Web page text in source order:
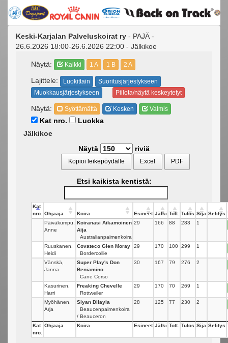
Keski-Karjalan Palveluskoirat ry - PAJÄ -
26.6.2026 18:00-26.6.2026 22:00 - Jälkikoe
Näytä: Kaikki 1 A 1 B 2 A
Lajittele: Luokittain
Suoritusjärjestykseen
Muokkausjärjestykseen
Piilota/näytä keskeytetyt
Näytä: Syöttämättä Kesken Valmis
Kat nro.
Luokka
Jälkikoe
Näytä
riviä
Kopioi leikepöydälle Excel PDF
Etsi kaikista kentistä:
Kat
nro.
Ohjaaja Koira Esineet Jälki Tott. Tulos Sija Selitys
Päiväkumpu,
Anne
Koiranasi Aikamoinen
Aija
Australianpaimenkoira
29 166 88 283 1
Ruuskanen,
Heidi
Covateco Glen Moray
Bordercollie
29 170 100 299 1
Vänskä,
Janna
Super Play's Don
Beniamino
Cane Corso
30 167 79 276 2
Kasurinen,
Harri
Freaking Chevelle
Rottweiler
29 170 70 269 1
Myöhänen,
Arja
Slyan Dilayla
Beaucenpaimenkoira
/ Beauceron
28 125 77 230 2
Kat
nro.
Ohjaaja Koira Esineet Jälki Tott. Tulos Sija Selitys